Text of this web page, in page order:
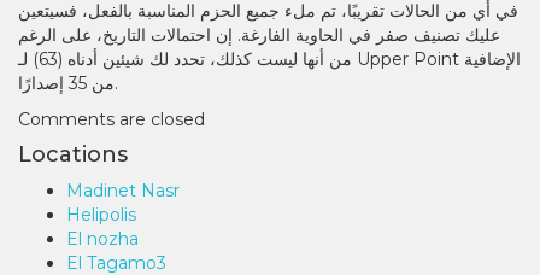
في أي من الحالات تقريبًا، تم ملء جميع الحزم المناسبة بالفعل، فسيتعين
عليك تصنيف صفر في الحاوية الفارغة. إن احتمالات التاريخ، على الرغم
من أنها ليست كذلك، تحدد لك شيئين أدناه (63) لـ Upper Point الإضافية
من 35 إصدارًا.
Comments are closed
Locations
Madinet Nasr
Helipolis
El nozha
El Tagamo3